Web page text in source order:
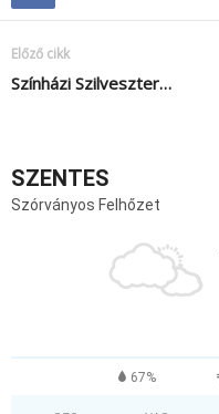
Előző cikk
Színházi Szilveszter…
SZENTES
Szórványos Felhőzet
67%